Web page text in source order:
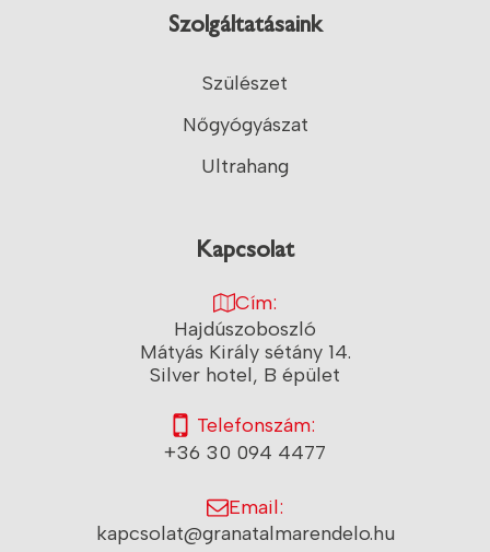
Szolgáltatásaink
Szülészet
Nőgyógyászat
Ultrahang
Kapcsolat
Cím:
Hajdúszoboszló
Mátyás Király sétány 14.
Silver hotel, B épület
Telefonszám:
+36 30 094 4477
Email:
kapcsolat@granatalmarendelo.hu